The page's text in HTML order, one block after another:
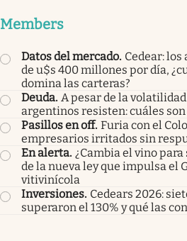
Members
Datos del mercado. Cedear:
de u$s 400 millones por día,
domina las carteras?
Deuda. A pesar de la
argentinos resisten: cuáles son
Pasillos en off. Furia con el
empresarios irritados sin
En alerta. ¿Cambia el vino
de la nueva ley que impulsa el
vitivinícola
Inversiones. Cedears 2026:
superaron el 130% y qué las